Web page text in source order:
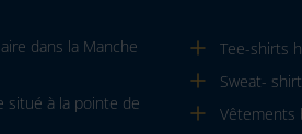
dans la Manche
situé à la pointe de
Tee-shirts
Sweat-
Vêtements